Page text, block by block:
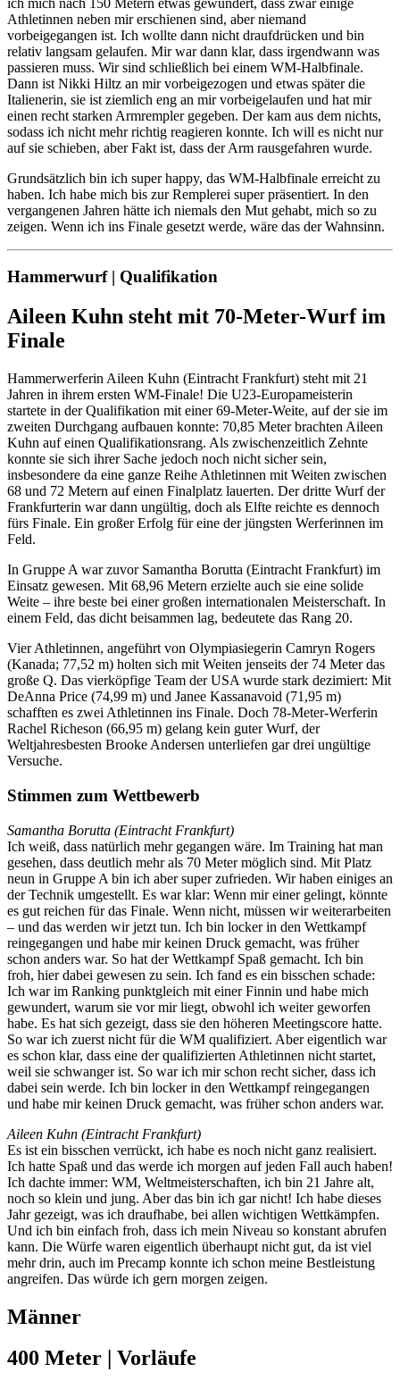
Athletinnen neben mir erschienen sind, aber niemand
vorbeigegangen ist. Ich wollte dann nicht draufdrücken und bin
relativ langsam gelaufen. Mir war dann klar, dass irgendwann was
passieren muss. Wir sind schließlich bei einem WM-Halbfinale.
Dann ist Nikki Hiltz an mir vorbeigezogen und etwas später die
Italienerin, sie ist ziemlich eng an mir vorbeigelaufen und hat mir
einen recht starken Armrempler gegeben. Der kam aus dem nichts,
sodass ich nicht mehr richtig reagieren konnte. Ich will es nicht nur
auf sie schieben, aber Fakt ist, dass der Arm rausgefahren wurde.
Grundsätzlich bin ich super happy, das WM-Halbfinale erreicht zu
haben. Ich habe mich bis zur Remplerei super präsentiert. In den
vergangenen Jahren hätte ich niemals den Mut gehabt, mich so zu
zeigen. Wenn ich ins Finale gesetzt werde, wäre das der Wahnsinn.
Hammerwurf | Qualifikation
Aileen Kuhn steht mit 70-Meter-Wurf im
Finale
Hammerwerferin Aileen Kuhn (Eintracht Frankfurt) steht mit 21
Jahren in ihrem ersten WM-Finale! Die U23-Europameisterin
startete in der Qualifikation mit einer 69-Meter-Weite, auf der sie im
zweiten Durchgang aufbauen konnte: 70,85 Meter brachten Aileen
Kuhn auf einen Qualifikationsrang. Als zwischenzeitlich Zehnte
konnte sie sich ihrer Sache jedoch noch nicht sicher sein,
insbesondere da eine ganze Reihe Athletinnen mit Weiten zwischen
68 und 72 Metern auf einen Finalplatz lauerten. Der dritte Wurf der
Frankfurterin war dann ungültig, doch als Elfte reichte es dennoch
fürs Finale. Ein großer Erfolg für eine der jüngsten Werferinnen im
Feld.
In Gruppe A war zuvor Samantha Borutta (Eintracht Frankfurt) im
Einsatz gewesen. Mit 68,96 Metern erzielte auch sie eine solide
Weite – ihre beste bei einer großen internationalen Meisterschaft. In
einem Feld, das dicht beisammen lag, bedeutete das Rang 20.
Vier Athletinnen, angeführt von Olympiasiegerin Camryn Rogers
(Kanada; 77,52 m) holten sich mit Weiten jenseits der 74 Meter das
große Q. Das vierköpfige Team der USA wurde stark dezimiert: Mit
DeAnna Price (74,99 m) und Janee Kassanavoid (71,95 m)
schafften es zwei Athletinnen ins Finale. Doch 78-Meter-Werferin
Rachel Richeson (66,95 m) gelang kein guter Wurf, der
Weltjahresbesten Brooke Andersen unterliefen gar drei ungültige
Versuche.
Stimmen zum Wettbewerb
Samantha Borutta (Eintracht Frankfurt)
Ich weiß, dass natürlich mehr gegangen wäre. Im Training hat man
gesehen, dass deutlich mehr als 70 Meter möglich sind. Mit Platz
neun in Gruppe A bin ich aber super zufrieden. Wir haben einiges an
der Technik umgestellt. Es war klar: Wenn mir einer gelingt, könnte
es gut reichen für das Finale. Wenn nicht, müssen wir weiterarbeiten
– und das werden wir jetzt tun. Ich bin locker in den Wettkampf
reingegangen und habe mir keinen Druck gemacht, was früher
schon anders war. So hat der Wettkampf Spaß gemacht. Ich bin
froh, hier dabei gewesen zu sein. Ich fand es ein bisschen schade:
Ich war im Ranking punktgleich mit einer Finnin und habe mich
gewundert, warum sie vor mir liegt, obwohl ich weiter geworfen
habe. Es hat sich gezeigt, dass sie den höheren Meetingscore hatte.
So war ich zuerst nicht für die WM qualifiziert. Aber eigentlich war
es schon klar, dass eine der qualifizierten Athletinnen nicht startet,
weil sie schwanger ist. So war ich mir schon recht sicher, dass ich
dabei sein werde. Ich bin locker in den Wettkampf reingegangen
und habe mir keinen Druck gemacht, was früher schon anders war.
Aileen Kuhn (Eintracht Frankfurt)
Es ist ein bisschen verrückt, ich habe es noch nicht ganz realisiert.
Ich hatte Spaß und das werde ich morgen auf jeden Fall auch haben!
Ich dachte immer: WM, Weltmeisterschaften, ich bin 21 Jahre alt,
noch so klein und jung. Aber das bin ich gar nicht! Ich habe dieses
Jahr gezeigt, was ich draufhabe, bei allen wichtigen Wettkämpfen.
Und ich bin einfach froh, dass ich mein Niveau so konstant abrufen
kann. Die Würfe waren eigentlich überhaupt nicht gut, da ist viel
mehr drin, auch im Precamp konnte ich schon meine Bestleistung
angreifen. Das würde ich gern morgen zeigen.
Männer
400 Meter | Vorläufe